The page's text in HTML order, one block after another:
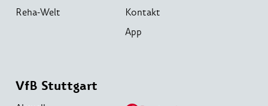
Reha-Welt
Kontakt
App
VfB Stuttgart